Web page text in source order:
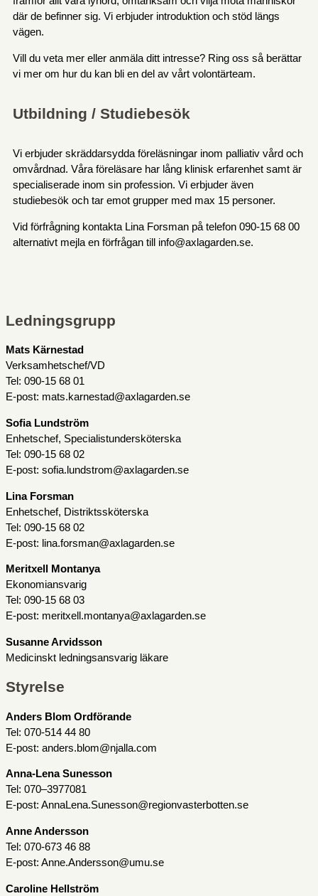
där de befinner sig. Vi erbjuder introduktion och stöd längs
vägen.
Vill du veta mer eller anmäla ditt intresse? Ring oss så berättar
vi mer om hur du kan bli en del av vårt volontärteam.
Utbildning / Studiebesök
Vi erbjuder skräddarsydda föreläsningar inom palliativ vård och
omvårdnad. Våra föreläsare har lång klinisk erfarenhet samt är
specialiserade inom sin profession. Vi erbjuder även
studiebesök och tar emot grupper med max 15 personer.
Vid förfrågning kontakta Lina Forsman på telefon 090-15 68 00
alternativt mejla en förfrågan till info@axlagarden.se.
Ledningsgrupp
Mats Kärnestad
Verksamhetschef/VD
Tel: 090-15 68 01
E-post: mats.karnestad@axlagarden.se
Sofia Lundström
Enhetschef, Specialistundersköterska
Tel: 090-15 68 02
E-post: sofia.lundstrom@axlagarden.se
Lina Forsman
Enhetschef, Distriktssköterska
Tel: 090-15 68 02
E-post: lina.forsman@axlagarden.se
Meritxell Montanya
Ekonomiansvarig
Tel: 090-15 68 03
E-post: meritxell.montanya@axlagarden.se
Susanne Arvidsson
Medicinskt ledningsansvarig läkare
Styrelse
Anders Blom Ordförande
Tel: 070-514 44 80
E-post: anders.blom@njalla.com
Anna-Lena Sunesson
Tel: 070–3977081
E-post: AnnaLena.Sunesson@regionvasterbotten.se
Anne Andersson
Tel: 070-673 46 88
E-post: Anne.Andersson@umu.se
Caroline Hellström